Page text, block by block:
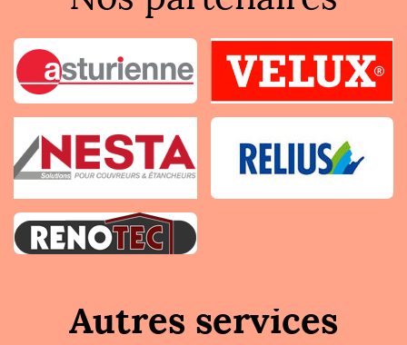
Autres services